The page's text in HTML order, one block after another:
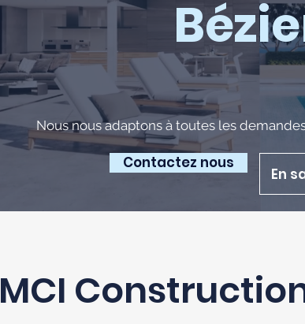
Nous nous adaptons à toutes les
Contactez nous
En
MCI